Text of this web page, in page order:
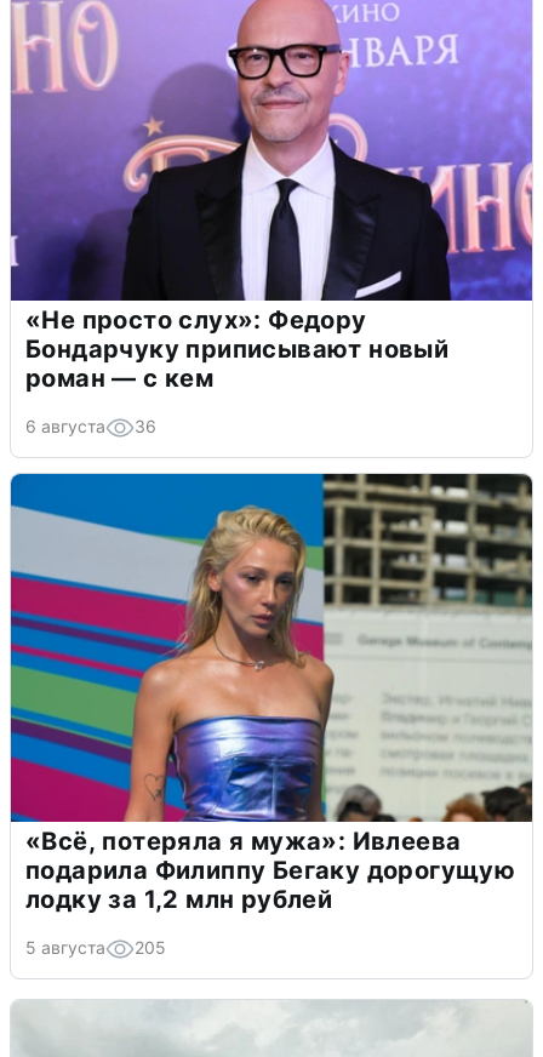
«Не просто слух»: Федору
Бондарчуку приписывают новый
роман — с кем
6 августа 36
«Всё, потеряла я мужа»: Ивлеева
подарила Филиппу Бегаку дорогущую
лодку за 1,2 млн рублей
5 августа 205